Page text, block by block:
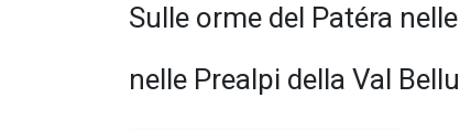
Sulle orme del Patéra
nelle Prealpi della Val